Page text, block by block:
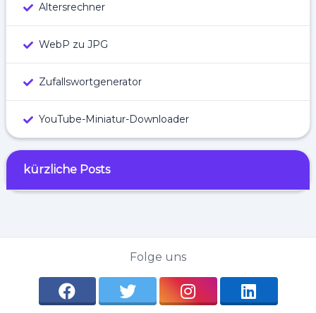
Altersrechner
WebP zu JPG
Zufallswortgenerator
YouTube-Miniatur-Downloader
kürzliche Posts
Folge uns